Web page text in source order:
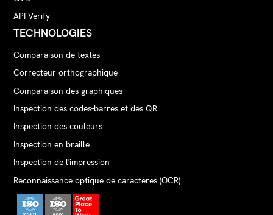
API Verify
TECHNOLOGIES
Comparaison de textes
Correcteur orthographique
Comparaison des graphiques
Inspection des codes-barres et des QR
Inspection des couleurs
Inspection en braille
Inspection de l'impression
Reconnaissance optique de caractères (OCR)